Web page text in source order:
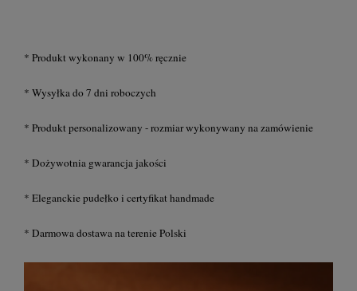
* Produkt wykonany w 100% ręcznie
* Wysyłka do 7 dni roboczych
* Produkt personalizowany - rozmiar wykonywany na zamówienie
* Dożywotnia gwarancja jakości
* Eleganckie pudełko i certyfikat handmade
* Darmowa dostawa na terenie Polski